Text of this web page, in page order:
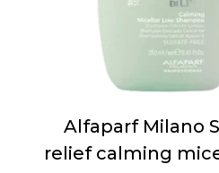
Alfaparf Milano
relief calming